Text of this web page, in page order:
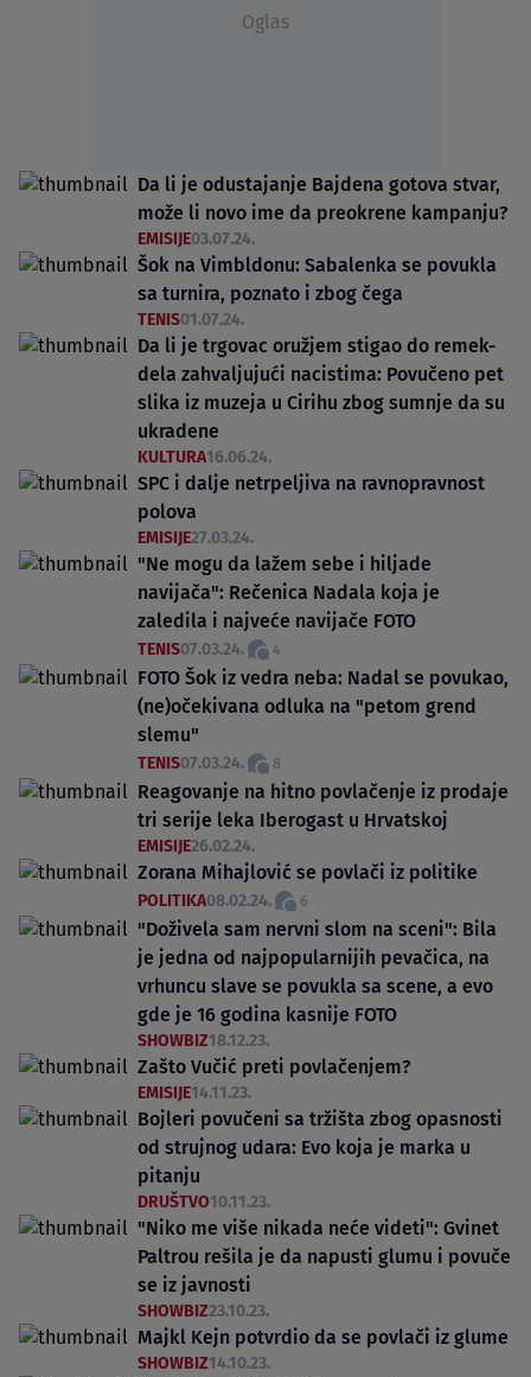
Oglas
Da li je odustajanje Bajdena gotova stvar,
može li novo ime da preokrene kampanju?
EMISIJE03.07.24.
Šok na Vimbldonu: Sabalenka se povukla
sa turnira, poznato i zbog čega
TENIS01.07.24.
Da li je trgovac oružjem stigao do remek-
dela zahvaljujući nacistima: Povučeno pet
slika iz muzeja u Cirihu zbog sumnje da su
ukradene
KULTURA16.06.24.
SPC i dalje netrpeljiva na ravnopravnost
polova
EMISIJE27.03.24.
"Ne mogu da lažem sebe i hiljade
navijača": Rečenica Nadala koja je
zaledila i najveće navijače FOTO
TENIS07.03.24. 4
FOTO Šok iz vedra neba: Nadal se povukao,
(ne)očekivana odluka na "petom grend
slemu"
TENIS07.03.24. 8
Reagovanje na hitno povlačenje iz prodaje
tri serije leka Iberogast u Hrvatskoj
EMISIJE26.02.24.
Zorana Mihajlović se povlači iz politike
POLITIKA08.02.24. 6
"Doživela sam nervni slom na sceni": Bila
je jedna od najpopularnijih pevačica, na
vrhuncu slave se povukla sa scene, a evo
gde je 16 godina kasnije FOTO
SHOWBIZ18.12.23.
Zašto Vučić preti povlačenjem?
EMISIJE14.11.23.
Bojleri povučeni sa tržišta zbog opasnosti
od strujnog udara: Evo koja je marka u
pitanju
DRUŠTVO10.11.23.
"Niko me više nikada neće videti": Gvinet
Paltrou rešila je da napusti glumu i povuče
se iz javnosti
SHOWBIZ23.10.23.
Majkl Kejn potvrdio da se povlači iz glume
SHOWBIZ14.10.23.